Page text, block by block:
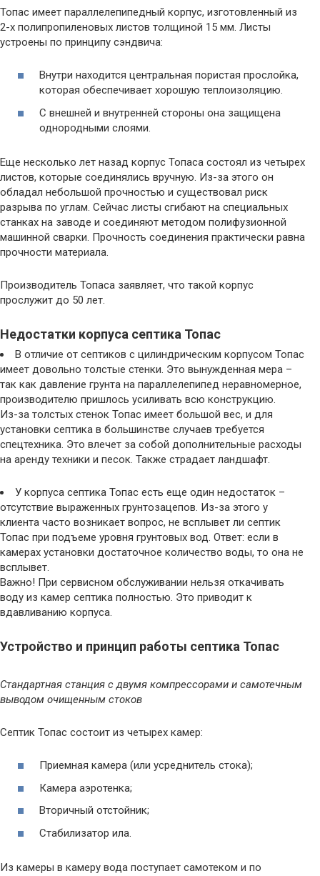
Топас имеет параллелепипедный корпус, изготовленный из
2-х полипропиленовых листов толщиной 15 мм. Листы
устроены по принципу сэндвича:
Внутри находится центральная пористая прослойка,
которая обеспечивает хорошую теплоизоляцию.
С внешней и внутренней стороны она защищена
однородными слоями.
Еще несколько лет назад корпус Топаса состоял из четырех
листов, которые соединялись вручную. Из-за этого он
обладал небольшой прочностью и существовал риск
разрыва по углам. Сейчас листы сгибают на специальных
станках на заводе и соединяют методом полифузионной
машинной сварки. Прочность соединения практически равна
прочности материала.
Производитель Топаса заявляет, что такой корпус
прослужит до 50 лет.
Недостатки корпуса септика Топас
В отличие от септиков с цилиндрическим корпусом Топас
имеет довольно толстые стенки. Это вынужденная мера –
так как давление грунта на параллелепипед неравномерное,
производителю пришлось усиливать всю конструкцию.
Из-за толстых стенок Топас имеет большой вес, и для
установки септика в большинстве случаев требуется
спецтехника. Это влечет за собой дополнительные расходы
на аренду техники и песок. Также страдает ландшафт.
У корпуса септика Топас есть еще один недостаток –
отсутствие выраженных грунтозацепов. Из-за этого у
клиента часто возникает вопрос, не всплывет ли септик
Топас при подъеме уровня грунтовых вод. Ответ: если в
камерах установки достаточное количество воды, то она не
всплывет.
Важно! При сервисном обслуживании нельзя откачивать
воду из камер септика полностью. Это приводит к
вдавливанию корпуса.
Устройство и принцип работы септика Топас
Стандартная станция с двумя компрессорами и самотечным
выводом очищенным стоков
Септик Топас состоит из четырех камер:
Приемная камера (или усреднитель стока);
Камера аэротенка;
Вторичный отстойник;
Стабилизатор ила.
Из камеры в камеру вода поступает самотеком и по